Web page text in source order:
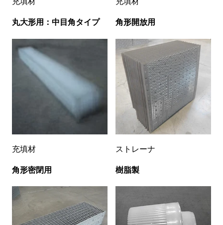
丸大形用：中目角タイプ 角形開放用
充填材
角形密閉用
ストレーナ
樹脂製